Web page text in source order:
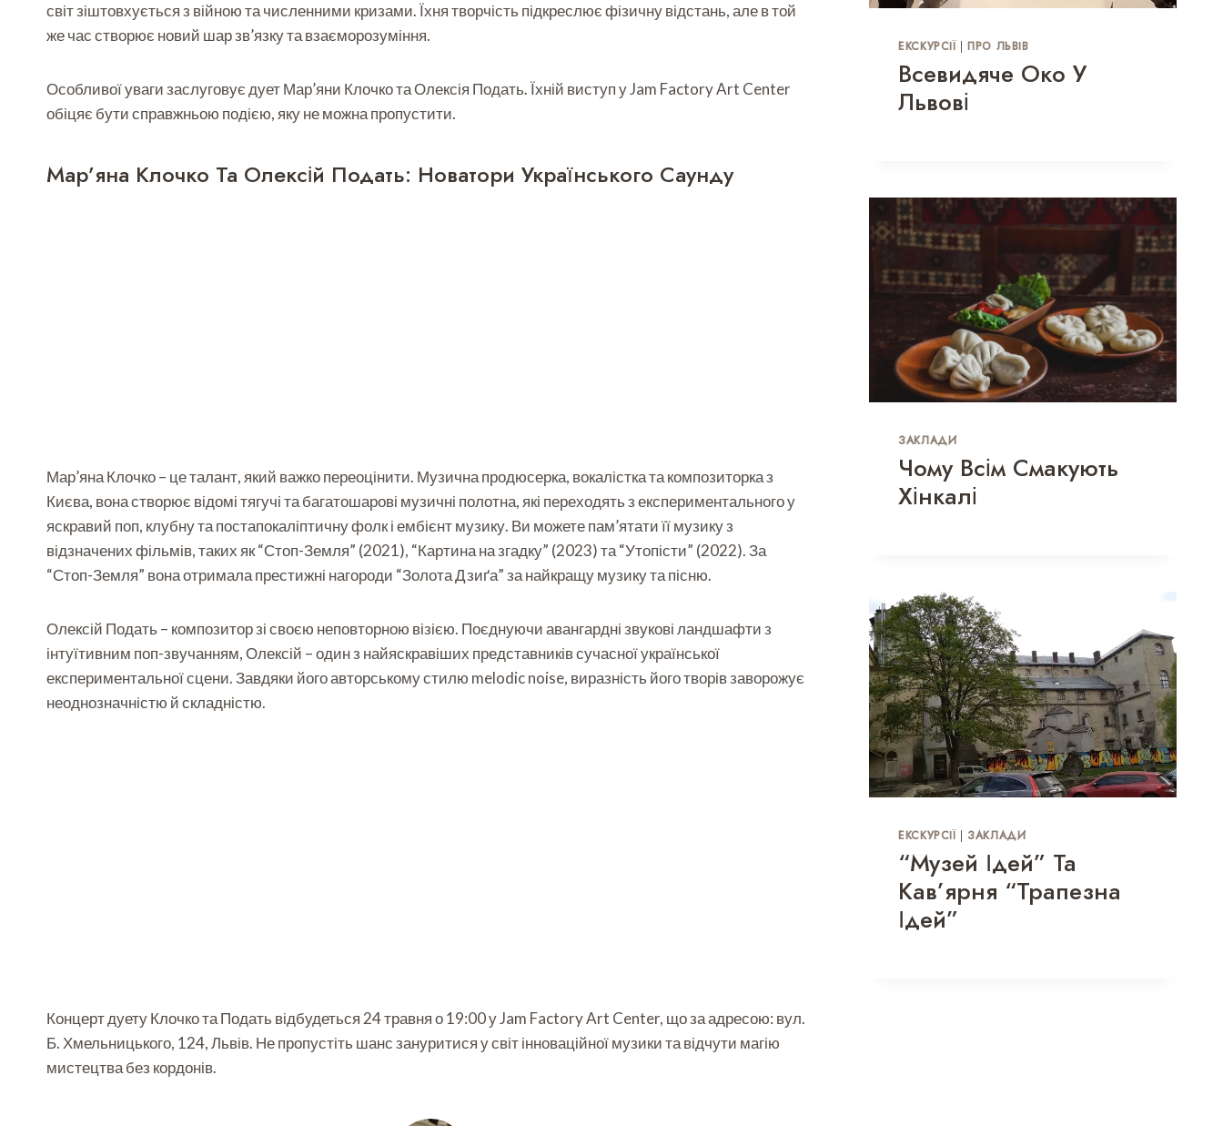
світ зіштовхується з війною та численними кризами. Їхня творчість підкреслює фізичну відстань, але в той
же час створює новий шар зв’язку та взаєморозуміння.
Особливої уваги заслуговує дует Мар’яни Клочко та Олексія Подать. Їхній виступ у Jam Factory Art Center
обіцяє бути справжньою подією, яку не можна пропустити.
Мар’яна Клочко Та Олексій Подать: Новатори Українського Саунду
Мар’яна Клочко – це талант, який важко переоцінити. Музична продюсерка, вокалістка та композиторка з
Києва, вона створює відомі тягучі та багатошарові музичні полотна, які переходять з експериментального у
яскравий поп, клубну та постапокаліптичну фолк і ембієнт музику. Ви можете пам’ятати її музику з
відзначених фільмів, таких як “Стоп-Земля” (2021), “Картина на згадку” (2023) та “Утопісти” (2022). За
“Стоп-Земля” вона отримала престижні нагороди “Золота Дзиґа” за найкращу музику та пісню.
Олексій Подать – композитор зі своєю неповторною візією. Поєднуючи авангардні звукові ландшафти з
інтуїтивним поп-звучанням, Олексій – один з найяскравіших представників сучасної української
експериментальної сцени. Завдяки його авторському стилю melodic noise, виразність його творів заворожує
неоднозначністю й складністю.
Концерт дуету Клочко та Подать відбудеться 24 травня о 19:00 у Jam Factory Art Center, що за адресою: вул.
Б. Хмельницького, 124, Львів. Не пропустіть шанс зануритися у світ інноваційної музики та відчути магію
мистецтва без кордонів.
ЕКСКУРСІЇ|ПРО ЛЬВІВ
Всевидяче Око У
Львові
ЗАКЛАДИ
Чому Всім Смакують
Хінкалі
ЕКСКУРСІЇ| ЗАКЛАДИ
“Музей Ідей” Та
Кав’ярня “Трапезна
Ідей”